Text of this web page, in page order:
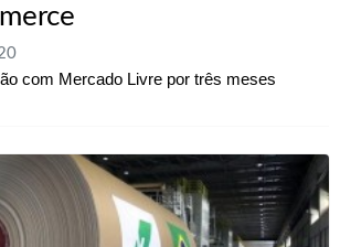
com Mercado Livre por três meses